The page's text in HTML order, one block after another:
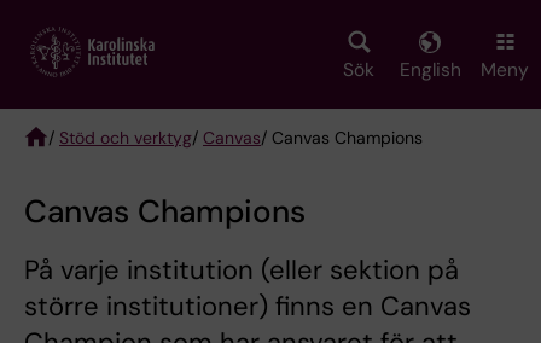
main
Sök English Meny
/ Stöd och verktyg/ Canvas/ Canvas Champions
Canvas Champions
På varje institution (eller sektion på
större institutioner) finns en Canvas